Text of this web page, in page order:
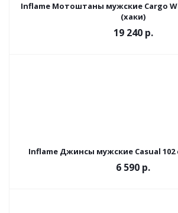
Inflame Мотоштаны мужские Cargo
(хаки)
19 240 р.
Inflame Джинсы мужские Casual
6 590 р.